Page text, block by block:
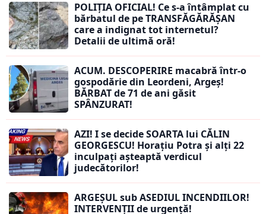
POLIȚIA OFICIAL! Ce s-a întâmplat cu
bărbatul de pe TRANSFĂGĂRĂȘAN
care a indignat tot internetul?
Detalii de ultimă oră!
ACUM. DESCOPERIRE macabră într-o
gospodărie din Leordeni, Argeș!
BĂRBAT de 71 de ani găsit
SPÂNZURAT!
AZI! I se decide SOARTA lui CĂLIN
GEORGESCU! Horațiu Potra și alți 22
inculpați așteaptă verdicul
judecătorilor!
ARGEȘUL sub ASEDIUL INCENDIILOR!
INTERVENȚII de urgență!